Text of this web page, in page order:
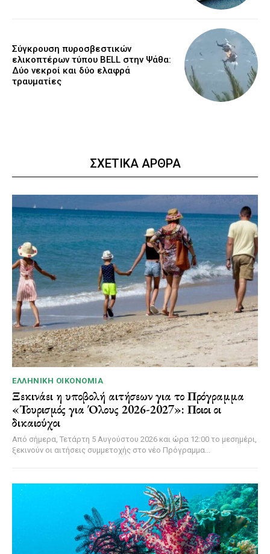
Σύγκρουση πυροσβεστικών
ελικοπτέρων τύπου BELL στην Ψάθα:
Δύο νεκροί και δύο ελαφρά
τραυματίες
ΣΧΕΤΙΚΑ ΑΡΘΡΑ
ΕΛΛΗΝΙΚΉ ΟΙΚΟΝΟΜΊΑ
Ξεκινάει η υποβολή αιτήσεων για το Πρόγραμμα
«Τουρισμός για Όλους 2026-2027»: Ποιοι οι
δικαιούχοι
Από σήμερα, Τετάρτη 5 Αυγούστου 2026 και ώρα 12:00 το μεσημέρι,
ξεκινούν οι αιτήσεις συμμετοχής στο νέο Πρόγραμμα...